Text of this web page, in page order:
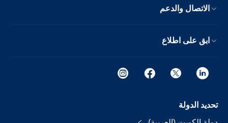
الاتصال والدعم
ابق على اطلاع
تحديد الدولة